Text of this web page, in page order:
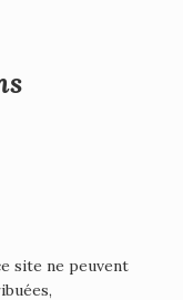
site ne peuvent